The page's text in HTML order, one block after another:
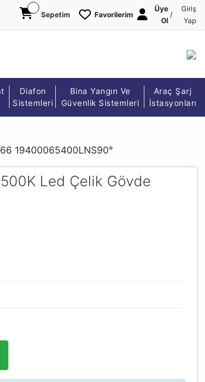
Sepetim Favorilerim
Üye
Ol
/
Giriş
Yap
Diafon
Sistemleri
Bina Yangın Ve
Güvenlik Sistemleri
Araç Şarj
İstasyonları
19400065400LNS90°
Led Çelik Gövde